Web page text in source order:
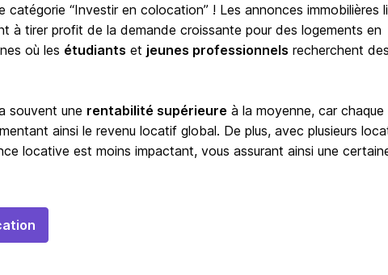
“Investir en colocation” ! Les annonces immobilières
à tirer profit de la demande croissante pour des logements en
où les étudiants et jeunes professionnels recherchent
souvent une rentabilité supérieure à la moyenne, car chaque
ainsi le revenu locatif global. De plus, avec plusieurs
locative est moins impactant, vous assurant ainsi une